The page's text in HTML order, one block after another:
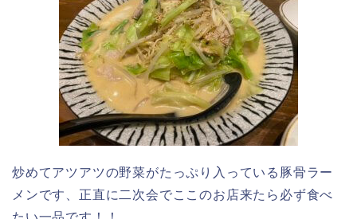
炒めてアツアツの野菜がたっぷり入っている豚骨ラー
メンです、正直に二次会でここのお店来たら必ず食べ